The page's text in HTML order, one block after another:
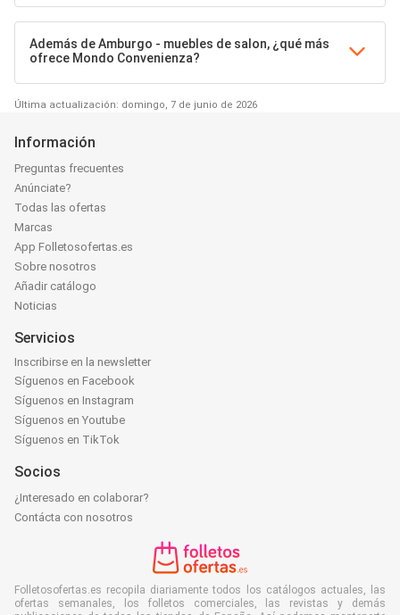
Además de Amburgo - muebles de salon, ¿qué más
ofrece Mondo Convenienza?
Última actualización: domingo, 7 de junio de 2026
Información
Preguntas frecuentes
Anúnciate?
Todas las ofertas
Marcas
App Folletosofertas.es
Sobre nosotros
Añadir catálogo
Noticias
Servicios
Inscribirse en la newsletter
Síguenos en Facebook
Síguenos en Instagram
Síguenos en Youtube
Síguenos en TikTok
Socios
¿Interesado en colaborar?
Contácta con nosotros
Folletosofertas.es recopila diariamente todos los catálogos actuales, las
ofertas semanales, los folletos comerciales, las revistas y demás